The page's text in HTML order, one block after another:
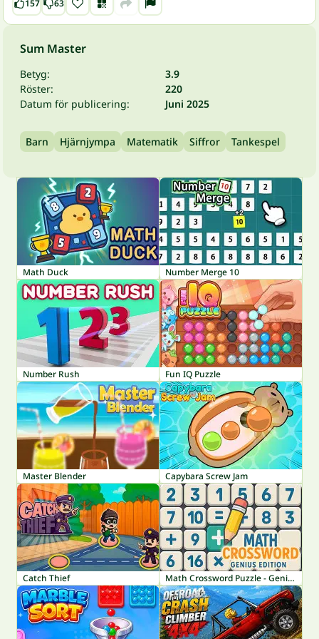
157 63
Sum Master
Betyg:
3.9
Röster:
220
Datum för publicering:
Juni 2025
Barn Hjärnjympa Matematik Siffror Tankespel
Math Duck Number Merge 10
Number Rush Fun IQ Puzzle
Master Blender Capybara Screw Jam
Catch Thief Math Crossword Puzzle - Genius Edition